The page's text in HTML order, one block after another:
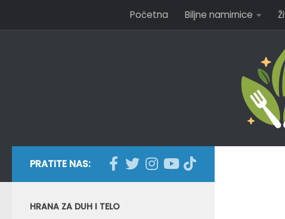
Početna Biljne namirnice
PRATITE NAS:
HRANA ZA DUH I TELO